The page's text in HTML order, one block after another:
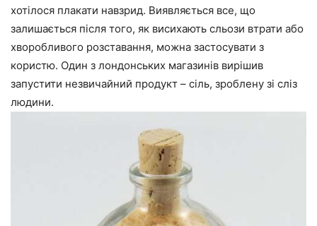
хотілося плакати навзрид. Виявляється все, що
залишається після того, як висихають сльози втрати або
хворобливого розставання, можна застосувати з
користю. Один з лондонських магазинів вирішив
запустити незвичайний продукт – сіль, зроблену зі сліз
людини.